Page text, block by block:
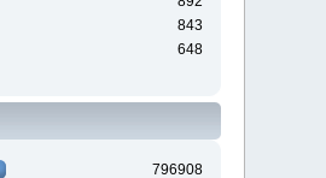
843
648
796908